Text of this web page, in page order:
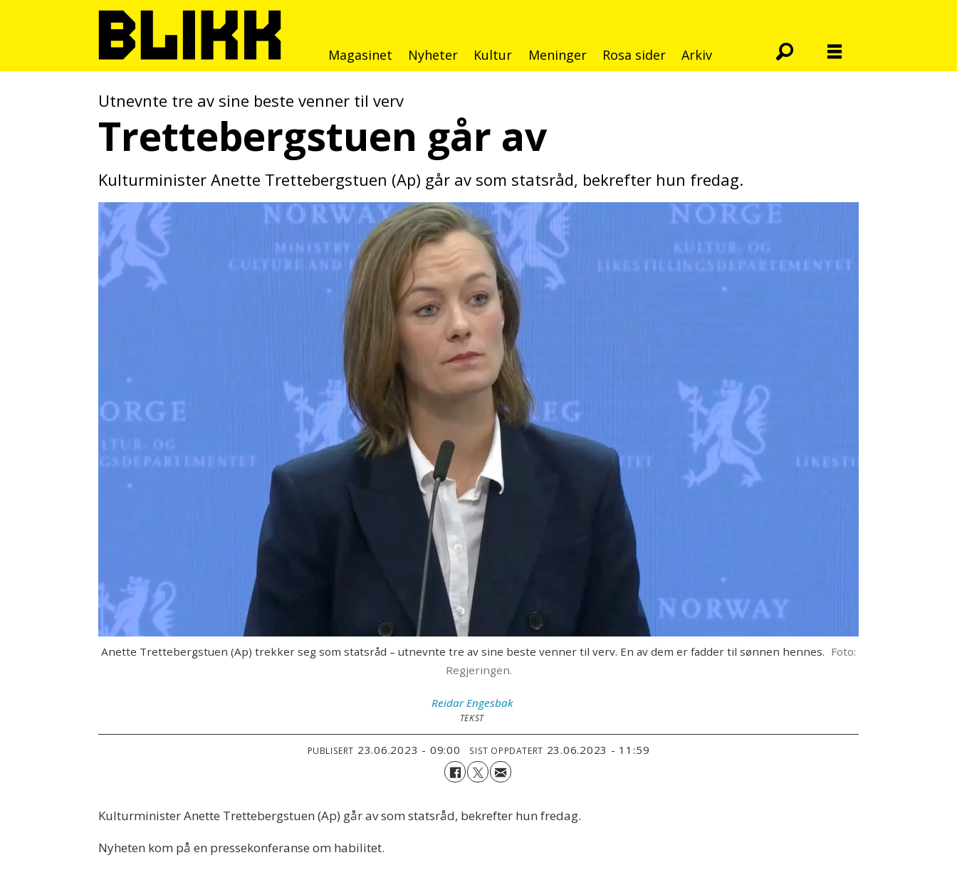
Magasinet Nyheter Kultur Meninger Rosa sider Arkiv
Utnevnte tre av sine beste venner til verv
Trettebergstuen går av
Kulturminister Anette Trettebergstuen (Ap) går av som statsråd, bekrefter hun fredag.
Anette Trettebergstuen (Ap) trekker seg som statsråd – utnevnte tre av sine beste venner til verv. En av dem er fadder til sønnen hennes. Foto:
Regjeringen.
Reidar Engesbak
TEKST
PUBLISERT 23.06.2023 - 09:00 SIST OPPDATERT 23.06.2023 - 11:59
Kulturminister Anette Trettebergstuen (Ap) går av som statsråd, bekrefter hun fredag.
Nyheten kom på en pressekonferanse om habilitet.